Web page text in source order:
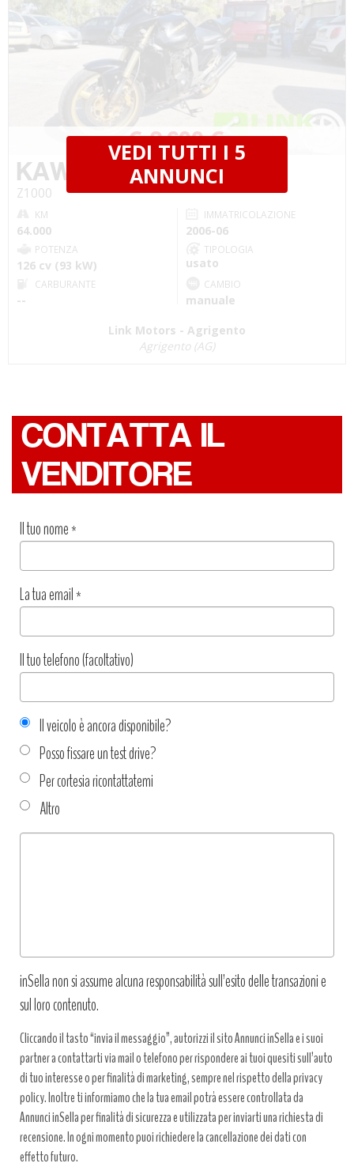
KAWASAKI Z1000
Z1000
€ 2.600 €
KM
64.000
IMMATRICOLAZIONE
2006-06
POTENZA
126 cv (93 kW)
TIPOLOGIA
usato
CARBURANTE
--
CAMBIO
manuale
Link Motors - Agrigento
Agrigento (AG)
VEDI TUTTI I 5
ANNUNCI
CONTATTA IL
VENDITORE
Il tuo nome*
La tua email*
Il tuo telefono (facoltativo)
Il veicolo è ancora disponibile?
Posso fissare un test drive?
Per cortesia ricontattatemi
Altro
Tipo
inSella non si assume alcuna responsabilità sull’esito delle transazioni e
sul loro contenuto.
Cliccando il tasto “invia il messaggio”, autorizzi il sito Annunci inSella e i suoi
partner a contattarti via mail o telefono per rispondere ai tuoi quesiti sull’auto
di tuo interesse o per finalità di marketing, sempre nel rispetto della privacy
policy. Inoltre ti informiamo che la tua email potrà essere controllata da
Annunci inSella per finalità di sicurezza e utilizzata per inviarti una richiesta di
recensione. In ogni momento puoi richiedere la cancellazione dei dati con
effetto futuro.